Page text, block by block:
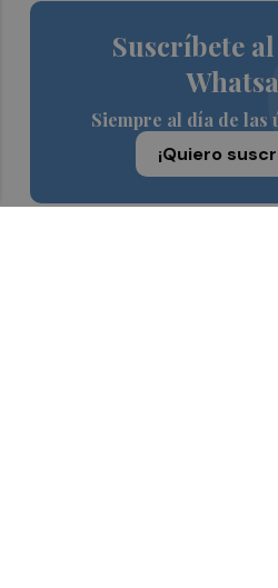
Suscríbete
Siempre al día de las
¡Quiero